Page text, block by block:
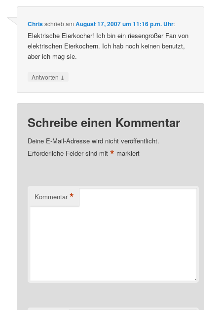
ChrisschriebamAugust 17, 2007 um 11:16 p.m. Uhr:
Elektrische Eierkocher! Ich bin ein riesengroßer Fan von
elektrischen Eierkochern. Ich hab noch keinen benutzt,
aber ich mag sie.
Antworten ↓
Schreibe einen Kommentar
Deine E-Mail-Adresse wird nicht veröffentlicht.
Erforderliche Felder sind mit* markiert
Kommentar *